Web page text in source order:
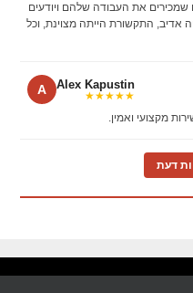
שמכירים את העבודה שלהם ויודעים
אדיב, התקשורת הייתה מצוינת, וכל
A Alex Kapustin
★★★★★
מקצועי ואמין.
דעת